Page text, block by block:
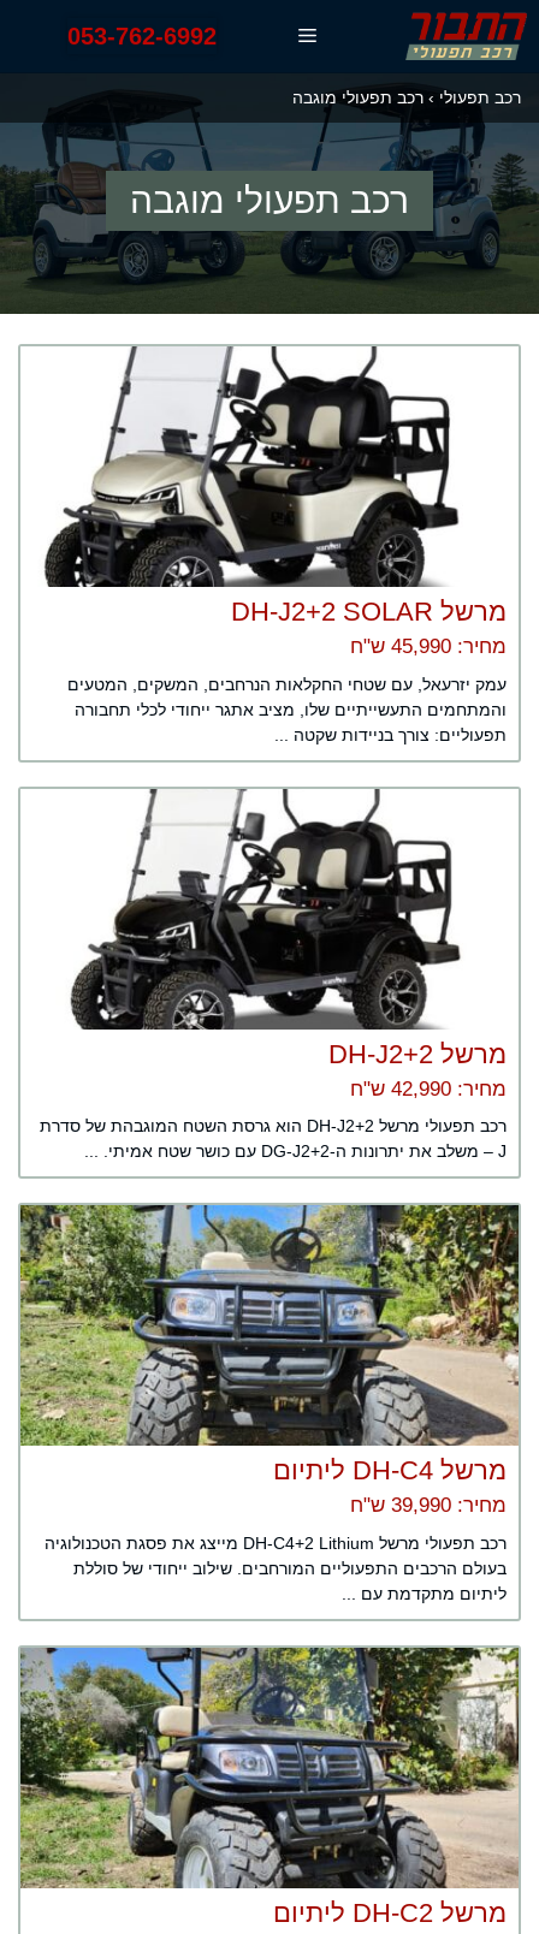
לדלג
לתוכן
תפריט 053-762-6992
רכב תפעולי › רכב תפעולי מוגבה
רכב תפעולי מוגבה
מרשל DH-J2+2 SOLAR
מחיר: 45,990 ש"ח
עמק יזרעאל, עם שטחי החקלאות הנרחבים, המשקים, המטעים
והמתחמים התעשייתיים שלו, מציב אתגר ייחודי לכלי תחבורה
תפעוליים: צורך בניידות שקטה ...
מרשל DH-J2+2
מחיר: 42,990 ש"ח
רכב תפעולי מרשל DH-J2+2 הוא גרסת השטח המוגבהת של סדרת
J – משלב את יתרונות ה-DG-J2+2 עם כושר שטח אמיתי. ...
מרשל DH-C4 ליתיום
מחיר: 39,990 ש"ח
רכב תפעולי מרשל DH-C4+2 Lithium מייצג את פסגת הטכנולוגיה
בעולם הרכבים התפעוליים המורחבים. שילוב ייחודי של סוללת
ליתיום מתקדמת עם ...
מרשל DH-C2 ליתיום